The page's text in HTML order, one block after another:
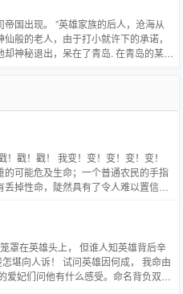
国出现。 ”英雄家族的后人，沧海从
般的老人，由于打小就许下的承诺，
神秘退出，呆在了青岛. 在青岛的某天
凡能力的男子，注
戳！戳！ 我变！变！变！变！变！
可能危及生命；一个普通农民的手指
掉性命，陡然具有了令人难以置信的
的，全说了不就没意思了吗，一点情
使用两手指，
罩在英雄头上， 但谁人知英雄背后辛
堪向人诉！ 试问英雄因何成， 我命由
爱妃们问他有什么感受。命名背负双